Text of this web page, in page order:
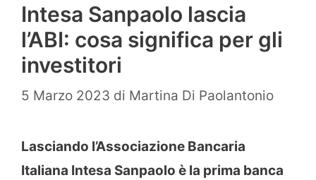
Intesa Sanpaolo lascia
l’ABI: cosa significa per gli
investitori
5 Marzo 2023 di Martina Di Paolantonio
Lasciando l’Associazione Bancaria
Italiana Intesa Sanpaolo è la prima banca